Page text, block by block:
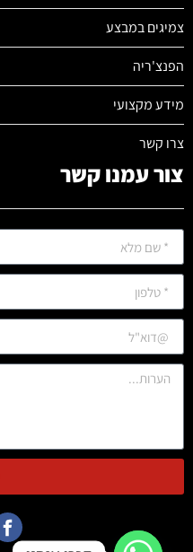
צמיגים במבצע
הפנצ'ריה
מידע מקצועי
צרו קשר
צור עמנו קשר